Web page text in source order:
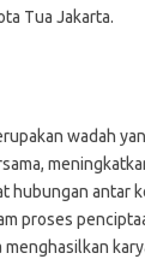
Tua Jakarta.
wadah
hubungan antar
proses